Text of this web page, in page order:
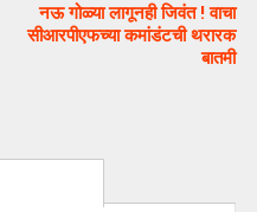
नऊ गोळ्या लागूनही जिवंत ! वाचा
सीआरपीएफच्या कमांडंटची थरारक
बातमी